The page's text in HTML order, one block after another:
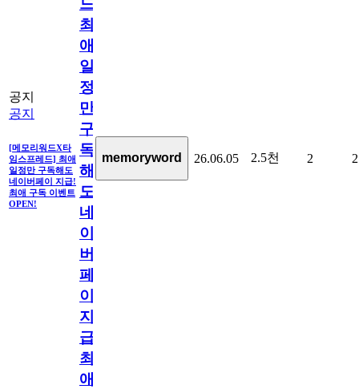
공지
공지
[메모리워드X타
임스프레드] 최애
일정만 구독해도
네이버페이 지급!
최애 구독 이벤트
OPEN!
드]
최
애
일
정
만
구
독
해
도
네
이
버
페
이
지
급!
최
애
memoryword 26.06.05 2.5천 2 2